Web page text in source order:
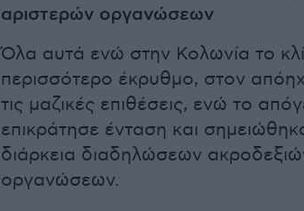
αριστερών οργανώσεων
Όλα αυτά ενώ στην Κολωνία το
περισσότερο έκρυθμο, στον
τις μαζικές επιθέσεις, ενώ το
επικράτησε ένταση και
διάρκεια διαδηλώσεων
οργανώσεων.